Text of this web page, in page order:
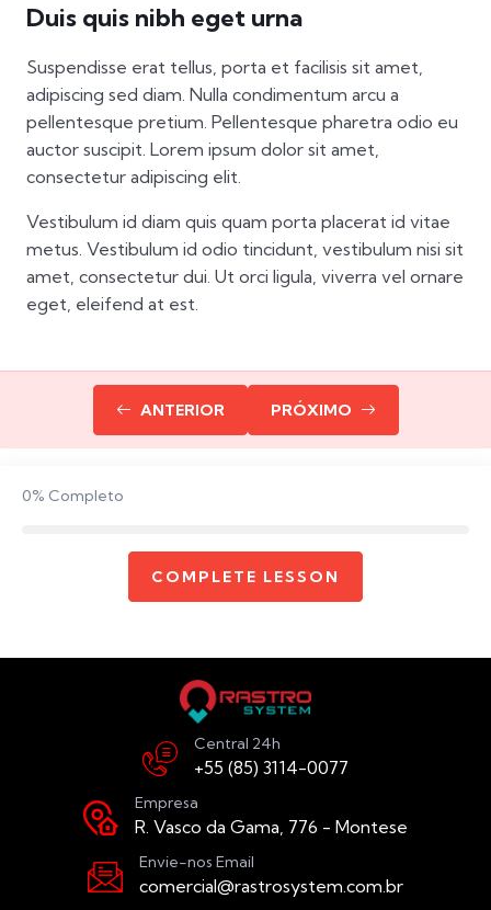
Duis quis nibh eget urna
Suspendisse erat tellus, porta et facilisis sit amet,
adipiscing sed diam. Nulla condimentum arcu a
pellentesque pretium. Pellentesque pharetra odio eu
auctor suscipit. Lorem ipsum dolor sit amet,
consectetur adipiscing elit.
Vestibulum id diam quis quam porta placerat id vitae
metus. Vestibulum id odio tincidunt, vestibulum nisi sit
amet, consectetur dui. Ut orci ligula, viverra vel ornare
eget, eleifend at est.
ANTERIOR PRÓXIMO
0% Completo
COMPLETE LESSON
Central 24h
+55 (85) 3114-0077
Empresa
R. Vasco da Gama, 776 - Montese
Envie-nos Email
comercial@rastrosystem.com.br